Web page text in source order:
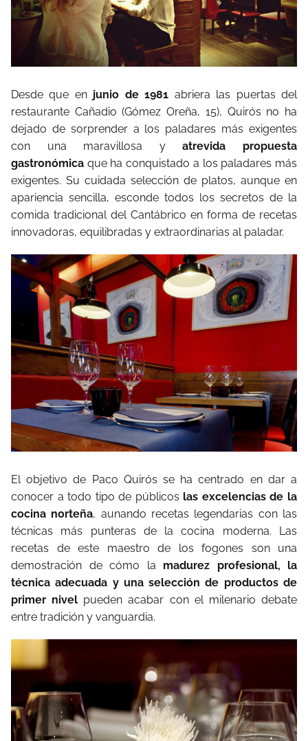
Desde que en junio de 1981 abriera las puertas del
restaurante Cañadio (Gómez Oreña, 15), Quirós no ha
dejado de sorprender a los paladares más exigentes
con una maravillosa yatrevida propuesta
gastronómica que ha conquistado a los paladares más
exigentes. Su cuidada selección de platos, aunque en
apariencia sencilla, esconde todos los secretos de la
comida tradicional del Cantábrico en forma de recetas
innovadoras, equilibradas y extraordinarias al paladar.
El objetivo de Paco Quirós se ha centrado en dar a
conocer a todo tipo de públicos las excelencias de la
cocina norteña, aunando recetas legendarias con las
técnicas más punteras de la cocina moderna. Las
recetas de este maestro de los fogones son una
demostración de cómo la madurez profesional, la
técnica adecuada y una selección de productos de
primer nivel pueden acabar con el milenario debate
entre tradición y vanguardia.